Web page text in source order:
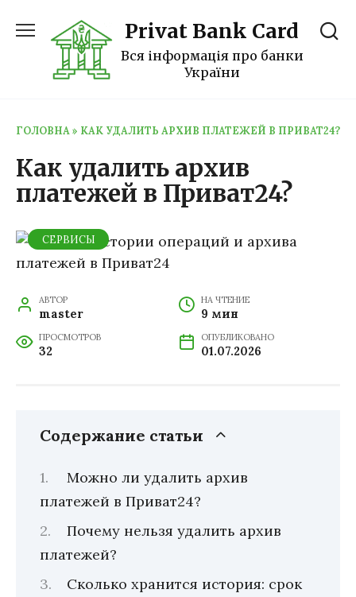
содержанию
Privat Bank Card
Вся інформація про банки
України
ГОЛОВНА » КАК УДАЛИТЬ АРХИВ ПЛАТЕЖЕЙ В ПРИВАТ24?
Как удалить архив
платежей в Приват24?
СЕРВИСЫ
АВТОР
master
НА ЧТЕНИЕ
9 мин
ПРОСМОТРОВ
32
ОПУБЛИКОВАНО
01.07.2026
Содержание статьи
Можно ли удалить архив
платежей в Приват24?
Почему нельзя удалить архив
платежей?
Сколько хранится история: срок